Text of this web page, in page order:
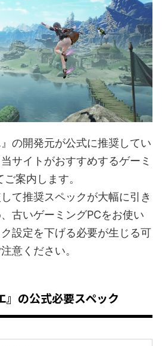
』の開発元が公式に推奨してい
サイトがおすすめするゲーミ
案内します。
て推奨スペックが大幅に引き
古いゲーミングPCをお使い
設定を下げる必要が生じる可
意ください。
』の公式必要スペック